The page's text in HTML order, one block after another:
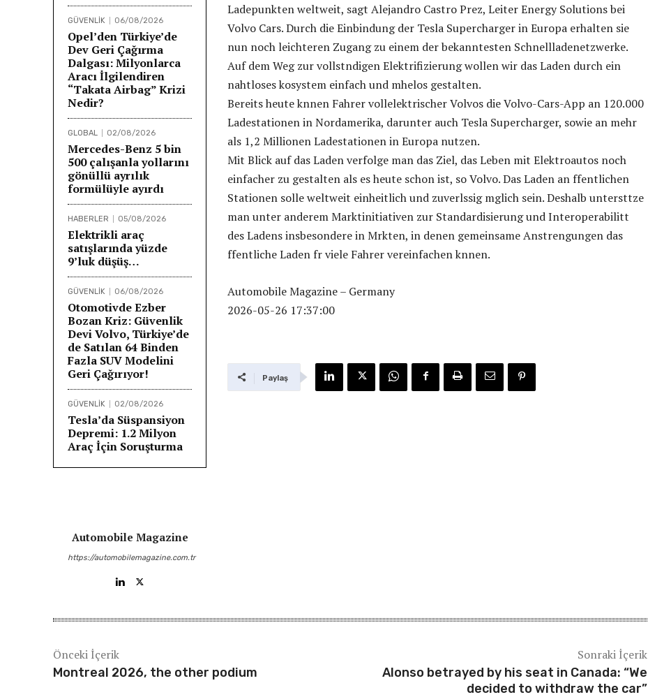
GÜVENLİK 06/08/2026
Opel’den Türkiye’de
Dev Geri Çağırma
Dalgası: Milyonlarca
Aracı İlgilendiren
“Takata Airbag” Krizi
Nedir?
GLOBAL 02/08/2026
Mercedes-Benz 5 bin
500 çalışanla yollarını
gönüllü ayrılık
formülüyle ayırdı
HABERLER 05/08/2026
Elektrikli araç
satışlarında yüzde
9’luk düşüş…
GÜVENLİK 06/08/2026
Otomotivde Ezber
Bozan Kriz: Güvenlik
Devi Volvo, Türkiye’de
de Satılan 64 Binden
Fazla SUV Modelini
Geri Çağırıyor!
GÜVENLİK 02/08/2026
Tesla’da Süspansiyon
Depremi: 1.2 Milyon
Araç İçin Soruşturma
Automobile Magazine
https://automobilemagazine.com.tr
Ladepunkten weltweit, sagt Alejandro Castro Prez, Leiter Energy Solutions bei
Volvo Cars. Durch die Einbindung der Tesla Supercharger in Europa erhalten sie
nun noch leichteren Zugang zu einem der bekanntesten Schnellladenetzwerke.
Auf dem Weg zur vollstndigen Elektrifizierung wollen wir das Laden durch ein
nahtloses kosystem einfach und mhelos gestalten.
Bereits heute knnen Fahrer vollelektrischer Volvos die Volvo-Cars-App an 120.000
Ladestationen in Nordamerika, darunter auch Tesla Supercharger, sowie an mehr
als 1,2 Millionen Ladestationen in Europa nutzen.
Mit Blick auf das Laden verfolge man das Ziel, das Leben mit Elektroautos noch
einfacher zu gestalten als es heute schon ist, so Volvo. Das Laden an ffentlichen
Stationen solle weltweit einheitlich und zuverlssig mglich sein. Deshalb untersttze
man unter anderem Marktinitiativen zur Standardisierung und Interoperabilitt
des Ladens insbesondere in Mrkten, in denen gemeinsame Anstrengungen das
ffentliche Laden fr viele Fahrer vereinfachen knnen.
Automobile Magazine – Germany
2026-05-26 17:37:00
Paylaş
Önceki İçerik
Montreal 2026, the other podium
Sonraki İçerik
Alonso betrayed by his seat in Canada: “We
decided to withdraw the car”